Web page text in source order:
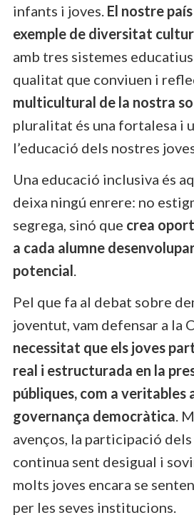
infants i joves. El nostre
exemple de diversitat
amb tres sistemes
qualitat que conviuen i
multicultural de la nostra
pluralitat és una fortalesa i
l’educació dels nostres
Una educació inclusiva és
deixa ningú enrere: no
segrega, sinó que crea
a cada alumne
potencial.
Pel que fa al debat sobre
joventut, vam defensar a la
necessitat que els joves
real i estructurada en la
públiques, com a veritables
governança democràtica.
avenços, la participació dels
continua sent desigual i
molts joves encara se
per les seves institucions.